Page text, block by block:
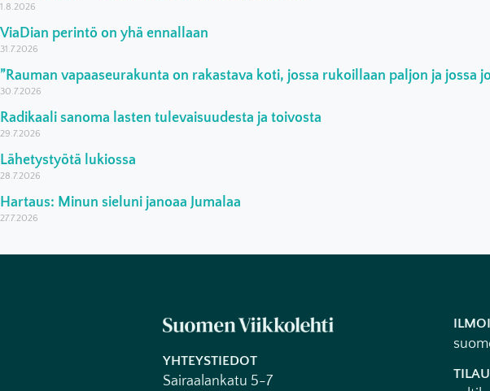
1.8.2026
ViaDian perintö on yhä ennallaan
31.7.2026
”Rauman vapaaseurakunta on rakastava koti, jossa rukoillaan paljon ja jossa
30.7.2026
Radikaali sanoma lasten tulevaisuudesta ja toivosta
29.7.2026
Lähetystyötä lukiossa
28.7.2026
Hartaus: Minun sieluni janoaa Jumalaa
27.7.2026
YHTEYSTIEDOT
Sairaalankatu 5-7